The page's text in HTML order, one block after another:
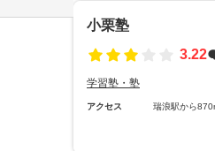
小栗塾
3.22
学習塾・塾
アクセス 瑞浪駅から